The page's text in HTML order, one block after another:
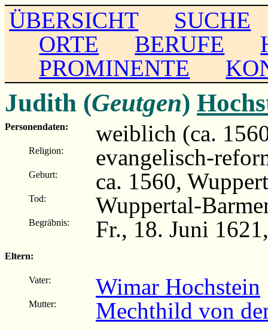
ÜBERSICHT
SUCHE
ORTE
BERUFE
PROMINENTE
Judith (Geutgen)
Personendaten: weiblich (ca.
Religion: evangelisch-
Geburt: ca. 1560,
Tod: Wuppertal-
Begräbnis: Fr., 18. Juni
Eltern:
Vater: Wimar Hochstein
Mutter: Mechthild von